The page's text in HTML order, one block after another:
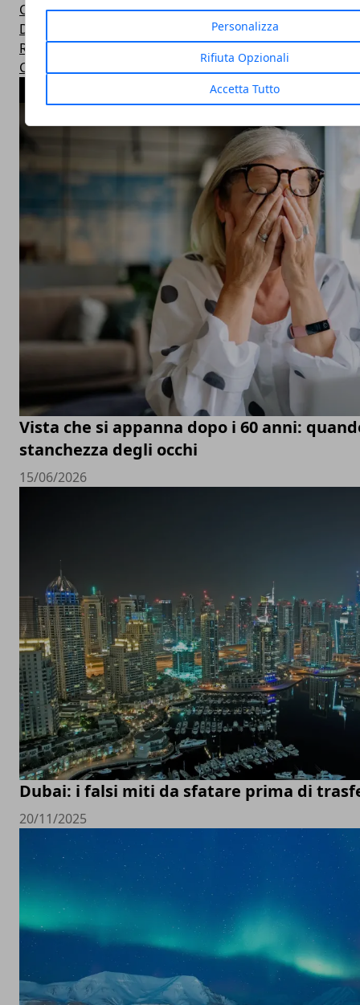
Personalizza
Rifiuta Opzionali
Accetta Tutto
Centri Benessere Spa e Terme
Dieta per Dimagrire
Ricette Dietetiche Light
Corsi Fitness in Palestra
Vista che si appanna dopo i 60 anni:
stanchezza degli occhi
15/06/2026
Dubai: i falsi miti da sfatare prima di
20/11/2025